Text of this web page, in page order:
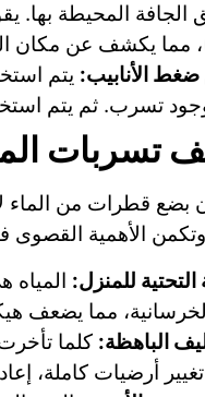
الجافة المحيطة بها.
مما يكشف عن مكان
الأنابيب: يتم
تسرب. ثم يتم
تسربات
بضع قطرات من الماء
وتكمن الأهمية القصوى
التحتية للمنزل: المياه
مما يضعف
الباهظة: كلما
أرضيات كاملة،